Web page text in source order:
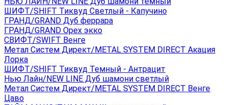
ШИФТ/SHIFT Тиквуд Светлый - Капучино
ГРАНД/GRAND Дуб феррара
ГРАНД/GRAND Орех экко
СВИФТ/SWIFT Венге
Метал Систем Директ/METAL SYSTEM DIRECT Акация
Лорка
ШИФТ/SHIFT Тиквуд Темный - Антрацит
Нью Лайн/NEW LINE Дуб шамони светлый
Метал Систем Директ/METAL SYSTEM DIRECT Венге
Цаво